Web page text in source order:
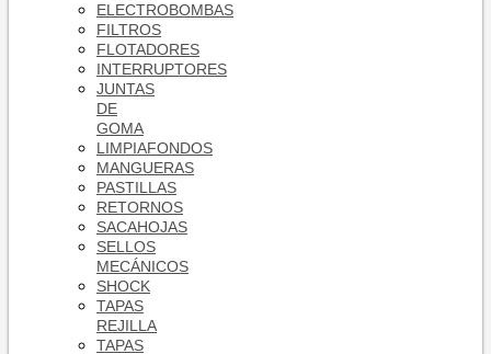
ELECTROBOMBAS
FILTROS
FLOTADORES
INTERRUPTORES
JUNTAS
DE
GOMA
LIMPIAFONDOS
MANGUERAS
PASTILLAS
RETORNOS
SACAHOJAS
SELLOS
MECÁNICOS
SHOCK
TAPAS
REJILLA
TAPAS